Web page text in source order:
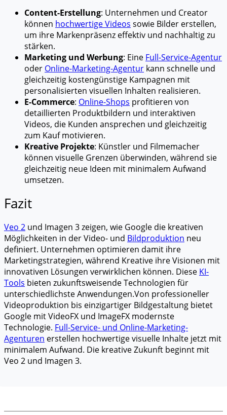
Content-Erstellung: Unternehmen und Creator
können hochwertige Videos sowie Bilder erstellen,
um ihre Markenpräsenz effektiv und nachhaltig zu
stärken.
Marketing und Werbung: Eine Full-Service-Agentur
oder Online-Marketing-Agentur kann schnelle und
gleichzeitig kostengünstige Kampagnen mit
personalisierten visuellen Inhalten realisieren.
E-Commerce: Online-Shops profitieren von
detaillierten Produktbildern und interaktiven
Videos, die Kunden ansprechen und gleichzeitig
zum Kauf motivieren.
Kreative Projekte: Künstler und Filmemacher
können visuelle Grenzen überwinden, während sie
gleichzeitig neue Ideen mit minimalem Aufwand
umsetzen.
Fazit
Veo 2 und Imagen 3 zeigen, wie Google die kreativen
Möglichkeiten in der Video- und Bildproduktion neu
definiert. Unternehmen optimieren damit ihre
Marketingstrategien, während Kreative ihre Visionen mit
innovativen Lösungen verwirklichen können. Diese KI-
Tools bieten zukunftsweisende Technologien für
unterschiedlichste Anwendungen.Von professioneller
Videoproduktion bis einzigartiger Bildgestaltung bietet
Google mit VideoFX und ImageFX modernste
Technologie. Full-Service- und Online-Marketing-
Agenturen erstellen hochwertige visuelle Inhalte jetzt mit
minimalem Aufwand. Die kreative Zukunft beginnt mit
Veo 2 und Imagen 3.